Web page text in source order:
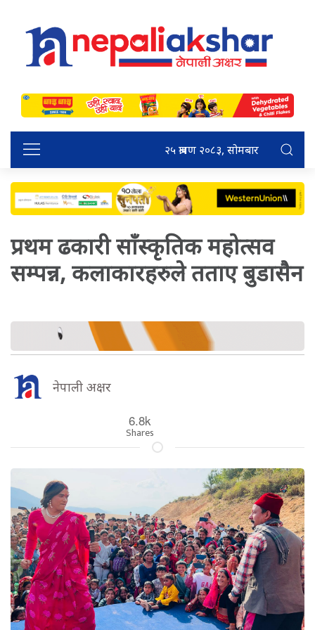
२५ श्रावण २०८३, सोमबार
प्रथम ढकारी साँस्कृतिक महोत्सव
सम्पन्न, कलाकारहरुले तताए बुडासैन
नेपाली अक्षर
6.8k
Shares